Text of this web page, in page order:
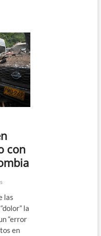
con
las
la
“error
en